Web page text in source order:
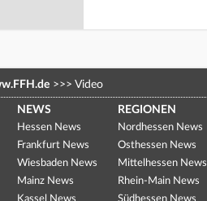
>>> Video
NEWS
Hessen News
Frankfurt News
Wiesbaden News
Mainz News
REGIONEN
Nordhessen News
Osthessen News
Mittelhessen News
Rhein-Main News